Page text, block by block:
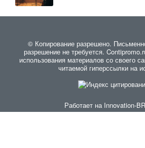
© Копирование разрешено.
разрешение не требуется.
использования материалов со своего
читаемой гиперссылки на
Работает на Innovation-